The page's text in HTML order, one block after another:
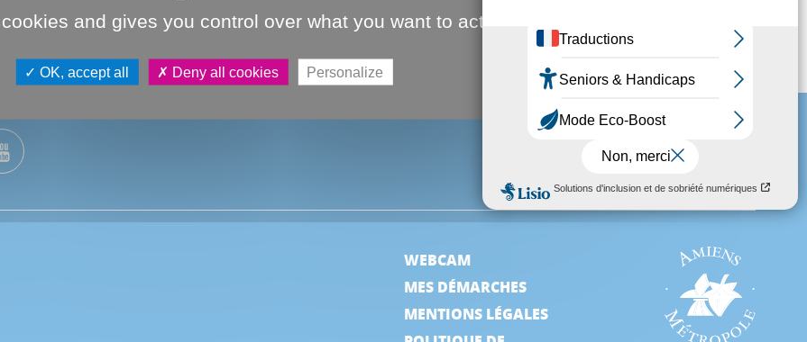
WEBCAM
MES DÉMARCHES
MENTIONS LÉGALES
and gives you control over what you want to activate
OK, accept all Deny all cookies Personalize